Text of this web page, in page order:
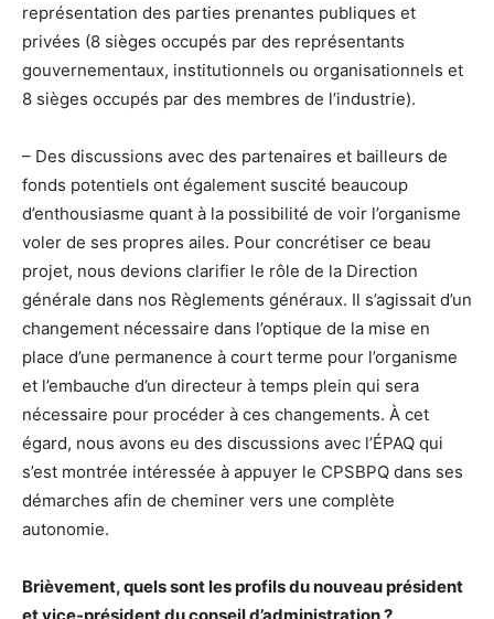
représentation des parties prenantes publiques et
privées (8 sièges occupés par des représentants
gouvernementaux, institutionnels ou organisationnels et
8 sièges occupés par des membres de l’industrie).
– Des discussions avec des partenaires et bailleurs de
fonds potentiels ont également suscité beaucoup
d’enthousiasme quant à la possibilité de voir l’organisme
voler de ses propres ailes. Pour concrétiser ce beau
projet, nous devions clarifier le rôle de la Direction
générale dans nos Règlements généraux. Il s’agissait d’un
changement nécessaire dans l’optique de la mise en
place d’une permanence à court terme pour l’organisme
et l’embauche d’un directeur à temps plein qui sera
nécessaire pour procéder à ces changements. À cet
égard, nous avons eu des discussions avec l’ÉPAQ qui
s’est montrée intéressée à appuyer le CPSBPQ dans ses
démarches afin de cheminer vers une complète
autonomie.
Brièvement, quels sont les profils du nouveau président
et vice-président du conseil d’administration ?